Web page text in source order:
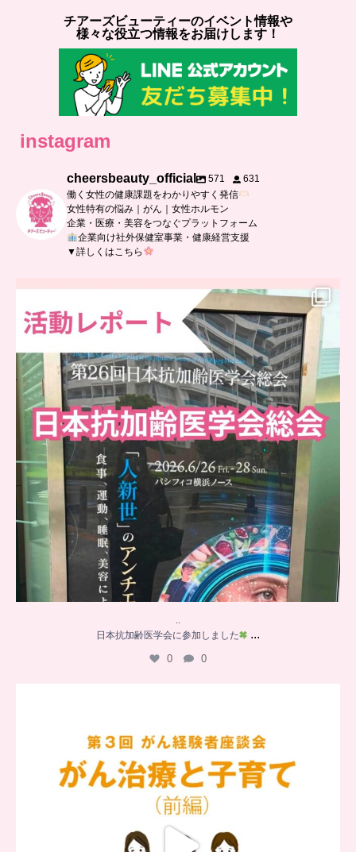
チアーズビューティーのイベント情報や
様々な役立つ情報をお届けします！
instagram
cheersbeauty_official 571
631
働く女性の健康課題をわかりやすく発信
女性特有の悩み｜がん｜女性ホルモン
企業・医療・美容をつなぐプラットフォーム
企業向け社外保健室事業・健康経営支援
▼詳しくはこちら
..
日本抗加齢医学会に参加しました
0
..
日本抗加齢医学会に参加しました
...
0 0